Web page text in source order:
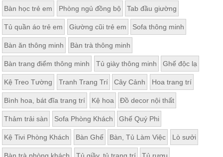
hiện đại TPHCM và Đà Nẵng. Đồng thời, bắt kịp xu hướng mua
sắm trong thời đại công nghệ số chúng tôi còn có trang mua sắm
trực tuyến hoạt động 24/24 giờ
vuongquocnoithat.vn
giúp quý vị có
thể sắm cho mình những mẫu sofa hiện đại mọi lúc, mọi nơi.
Ngoài ra, đến với Vương Quốc Nội Thất quý khách hàng khi mua
sắm còn nhập thêm rất nhiều những ưu đãi khác nhau như:
+ Tổng hóa đơn từ 100 triệu đồng sẽ được giảm trực tiếp 10%.
+ Bảo hành lâu dài 24 tháng, bảo trì trọn đời.
+ Hỗ trợ khắc phục sửa chữa tốt nhất nếu khách hàng mắc phải
các lỗi không được bảo hành.
+ Miễn phí vận chuyển và lắp đặt trong vòng bán kính 20km.
…
Bàn học trẻ em Phòng ngủ đồng bộ Tab đầu giường
Tủ quần áo trẻ em Giường cũi trẻ em Sofa thông minh
Bàn ăn thông minh Bàn trà thông minh
Bàn trang điểm thông minh Tủ giày thông minh Ghế độc lạ
Kệ Treo Tường Tranh Trang Trí Cây Cảnh Hoa trang trí
Bình hoa, bát đĩa trang trí Kệ hoa Đồ decor nội thất
Thảm trải sàn Sofa Phòng Khách Ghế Quý Phi
Kệ Tivi Phòng Khách Bàn Ghế Bàn, Tủ Làm Việc Lò sưởi